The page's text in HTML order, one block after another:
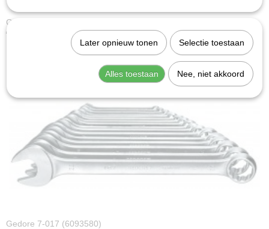
Gedore 7-08A (6091450)
€ 85,56
Gedore 7-017 (6093580)
Later opnieuw tonen Selectie toestaan
Alles toestaan Nee, niet akkoord